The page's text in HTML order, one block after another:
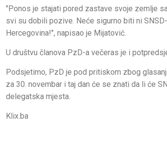
"Ponos je stajati pored zastave svoje zemlje
svi su dobili pozive. Neće sigurno biti ni
Hercegovina!", napisao je Mijatović.
U društvu članova PzD-a večeras je i
Podsjetimo, PzD je pod pritiskom zbog
za 30. novembar i taj dan će se znati da li će
delegatska mjesta.
Klix.ba